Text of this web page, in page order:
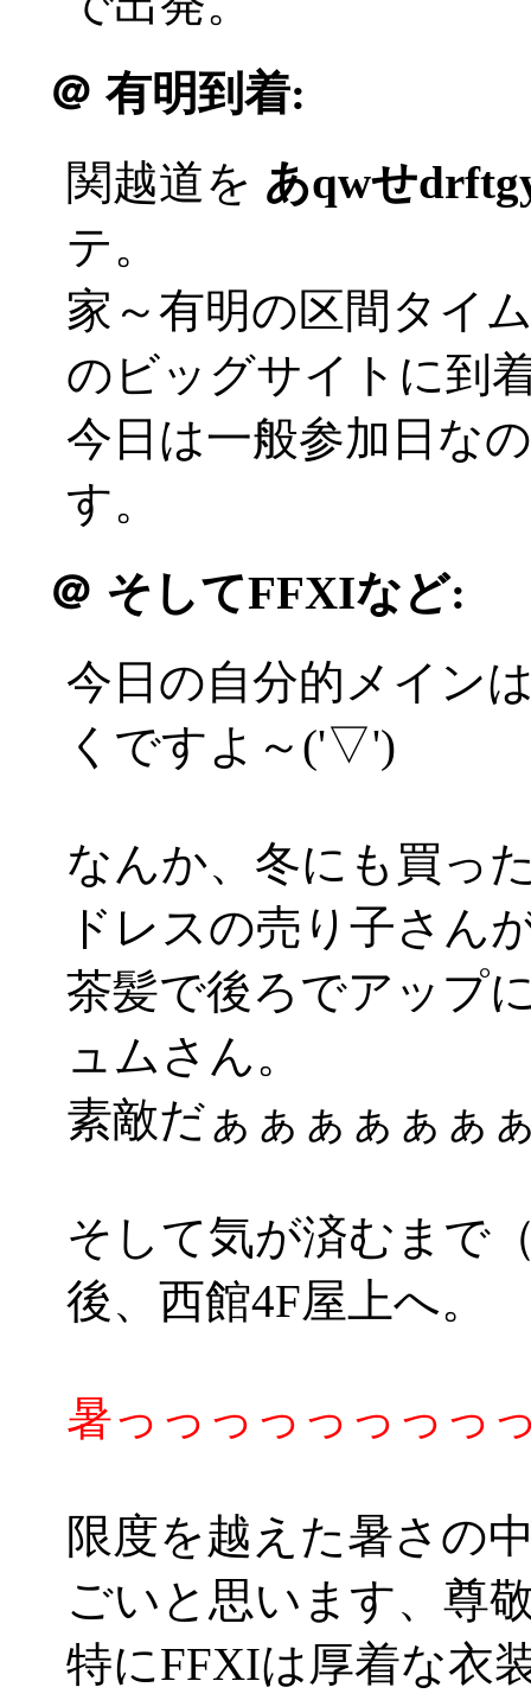
＠ 有明到着:
関越道を あqwせ
テ。
家～有明の区間タイ
のビッグサイトに到
今日は一般参加日な
す。
＠ そしてFFXIなど:
今日の自分的メイン
くですよ～('▽')
なんか、冬にも買っ
ドレスの売り子さん
茶髪で後ろでアップ
ュムさん。
素敵だぁぁぁぁぁぁ
そして気が済むまで
後、西館4F屋上へ。
暑っっっっっっっっ
限度を越えた暑さの
ごいと思います、尊
特にFFXIは厚着な衣